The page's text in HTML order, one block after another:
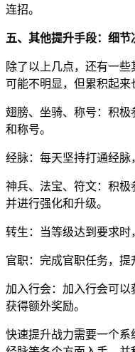
连招。
五、其他提升手段：细节
除了以上几点，还有一
可能不明显，但累积起来
翅膀、坐骑、称号：积
和称号。
经脉：每天坚持打通经脉
神兵、法宝、符文：积极
并进行强化和升级。
转生：当等级达到要求时
官职：完成官职任务，提
加入行会：加入行会可以
获得额外奖励。
快速提升战力需要一个系